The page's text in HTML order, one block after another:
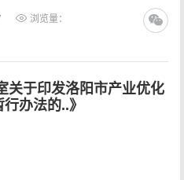
浏览量：
关于印发洛阳市产业优化
办法的..》